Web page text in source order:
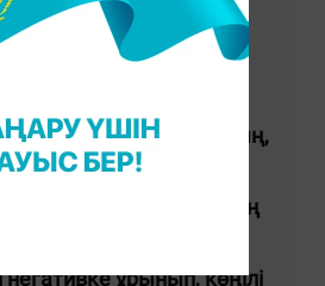
салып едім,
бөлініп, жерден алып,
бар. "Жарайсың,
көрсін" деп
да бар. Әйелімнің
ба деп ойлағанмын,
ұрынып, көңілі